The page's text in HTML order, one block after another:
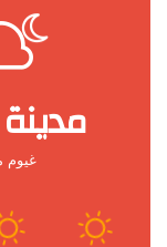
غيوم